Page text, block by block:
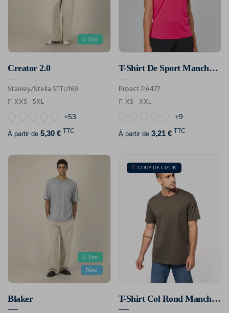
Eco
Creator 2.0
Stanley/Stella STTU169
XXS - 5XL
+53
À partir de 5,30 € TTC
T-Shirt De Sport Manches Courtes Col V Femme
Proact PA477
XS - XXL
+9
À partir de 3,21 € TTC
Eco
New
Blaker
COUP DE CŒUR
T-Shirt Col Rond Manches Courtes Homme